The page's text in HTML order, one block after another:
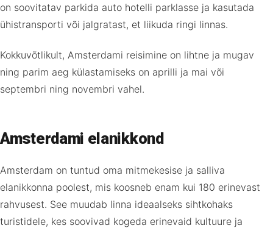
on soovitatav parkida auto hotelli parklasse ja kasutada
ühistransporti või jalgratast, et liikuda ringi linnas.
Kokkuvõtlikult, Amsterdami reisimine on lihtne ja mugav
ning parim aeg külastamiseks on aprilli ja mai või
septembri ning novembri vahel.
Amsterdami elanikkond
Amsterdam on tuntud oma mitmekesise ja salliva
elanikkonna poolest, mis koosneb enam kui 180 erinevast
rahvusest. See muudab linna ideaalseks sihtkohaks
turistidele, kes soovivad kogeda erinevaid kultuure ja